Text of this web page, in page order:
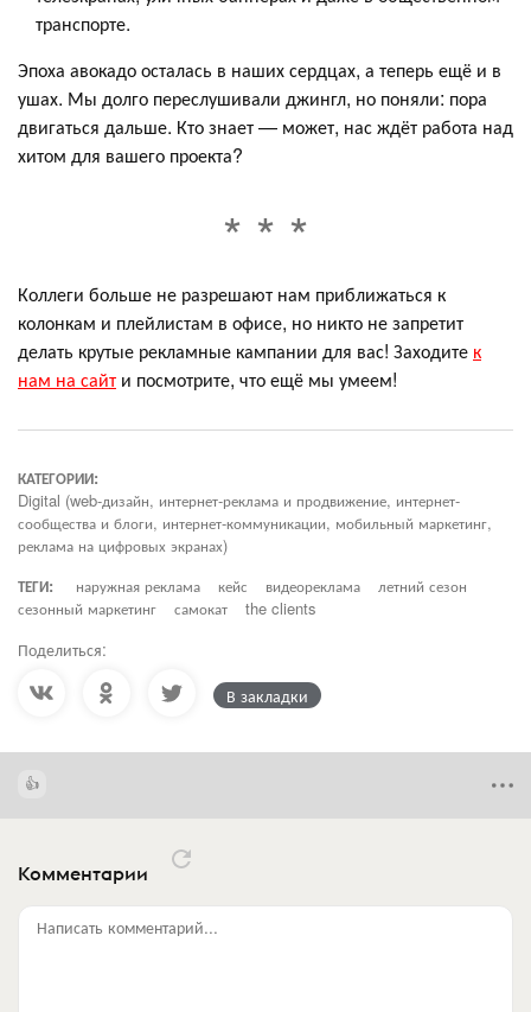
транспорте.
Эпоха авокадо осталась в наших сердцах, а теперь ещё и в
ушах. Мы долго переслушивали джингл, но поняли: пора
двигаться дальше. Кто знает — может, нас ждёт работа над
хитом для вашего проекта?
Коллеги больше не разрешают нам приближаться к
колонкам и плейлистам в офисе, но никто не запретит
делать крутые рекламные кампании для вас! Заходите к
нам на сайт и посмотрите, что ещё мы умеем!
КАТЕГОРИИ:
Digital (web-дизайн, интернет-реклама и продвижение, интернет-
сообщества и блоги, интернет-коммуникации, мобильный маркетинг,
реклама на цифровых экранах)
ТЕГИ:
наружная реклама кейс видеореклама
летний сезон
сезонный маркетинг
самокат the clients
Поделиться:
В закладки
Комментарии
Написать комментарий...